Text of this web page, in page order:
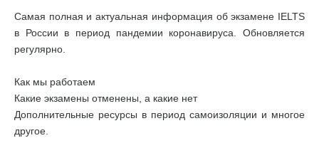
Самая полная и актуальная информация об экзамене IELTS
в России в период пандемии коронавируса. Обновляется
регулярно.
Как мы работаем
Какие экзамены отменены, а какие нет
Дополнительные ресурсы в период самоизоляции и многое
другое.